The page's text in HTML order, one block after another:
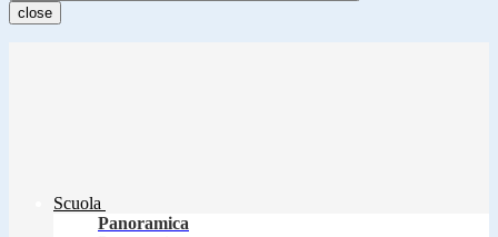
close
Scuola
Panoramica